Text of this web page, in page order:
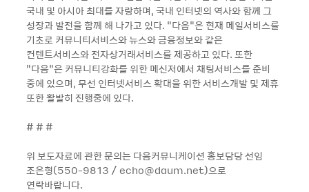
국내 및 아시아 최대를 자랑하며, 국내 인터넷의 역사와 함께 그
성장과 발전을 함께 해 나가고 있다. “다음“은 현재 메일서비스를
기초로 커뮤니티서비스와 뉴스와 금융정보와 같은
컨텐트서비스와 전자상거래서비스를 제공하고 있다. 또한
“다음“은 커뮤니티강화를 위한 메신저에서 채팅서비스를 준비
중에 있으며, 무선 인터넷서비스 확대을 위한 서비스개발 및 제휴
또한 활발히 진행중에 있다.
# # #
위 보도자료에 관한 문의는 다음커뮤니케이션 홍보담당 선임
조은형(550-9813 / echo@daum.net)으로
연락바랍니다.